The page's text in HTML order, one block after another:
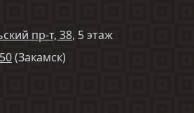
пр-т, 38, 5 этаж
(Закамск)